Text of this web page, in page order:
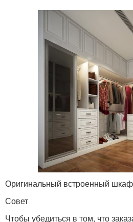
Оригинальный встроенный шкаф
Совет
Чтобы убедиться в том, что